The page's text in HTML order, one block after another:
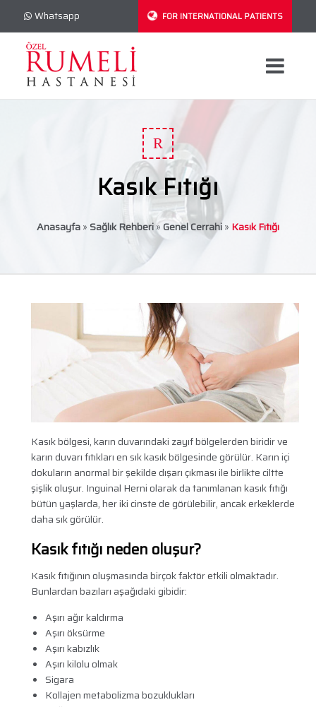
Whatsapp FOR INTERNATIONAL PATIENTS
R
Kasık Fıtığı
Anasayfa» Sağlık Rehberi»Genel Cerrahi» Kasık Fıtığı
Kasık bölgesi, karın duvarındaki zayıf bölgelerden biridir ve
karın duvarı fıtıkları en sık kasık bölgesinde görülür. Karın içi
dokuların anormal bir şekilde dışarı çıkması ile birlikte ciltte
şişlik oluşur. Inguinal Herni olarak da tanımlanan kasık fıtığı
bütün yaşlarda, her iki cinste de görülebilir, ancak erkeklerde
daha sık görülür.
Kasık fıtığı neden oluşur?
Kasık fıtığının oluşmasında birçok faktör etkili olmaktadır.
Bunlardan bazıları aşağıdaki gibidir:
Aşırı ağır kaldırma
Aşırı öksürme
Aşırı kabızlık
Aşırı kilolu olmak
Sigara
Kollajen metabolizma bozuklukları